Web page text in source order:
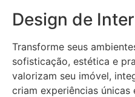
Design de
Transforme seus
sofisticação, estética e
valorizam seu imóvel,
criam experiências únicas